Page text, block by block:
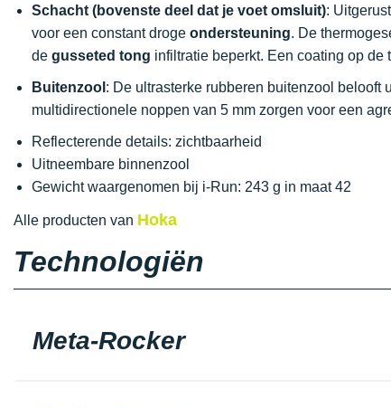
Schacht (bovenste deel dat je voet omsluit):
voor een constant droge ondersteuning. De
de gusseted tong infiltratie beperkt. Een coating op de
Buitenzool : De ultrasterke rubberen buitenzool belooft
multidirectionele noppen van 5 mm zorgen voor een
Reflecterende details: zichtbaarheid
Uitneembare binnenzool
Gewicht waargenomen bij i-Run: 243 g in maat 42
Alle producten van Hoka
Technologiën
Meta-Rocker